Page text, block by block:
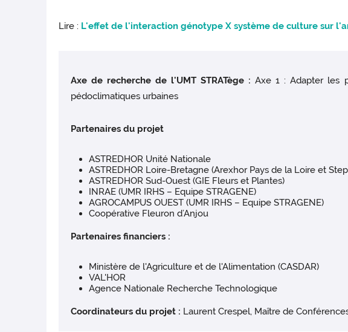
Lire : L'effet de l'interaction génotype X système de culture sur
Axe de recherche de l'UMT STRATège :Axe 1 : Adapter les
pédoclimatiques urbaines
Partenaires du projet
ASTREDHOR Unité Nationale
ASTREDHOR Loire-Bretagne (Arexhor Pays de la Loire et
ASTREDHOR Sud-Ouest (GIE Fleurs et Plantes)
INRAE (UMR IRHS – Equipe STRAGENE)
AGROCAMPUS OUEST (UMR IRHS – Equipe STRAGENE)
Coopérative Fleuron d’Anjou
Partenaires financiers :
Ministère de l'Agriculture et de l'Alimentation (CASDAR)
VAL'HOR
Agence Nationale Recherche Technologique
Coordinateurs du projet : Laurent Crespel, Maître de